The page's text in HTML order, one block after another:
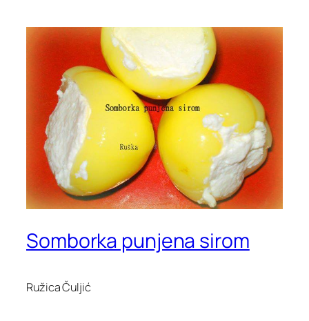
Somborka punjena sirom
Ružica Čuljić